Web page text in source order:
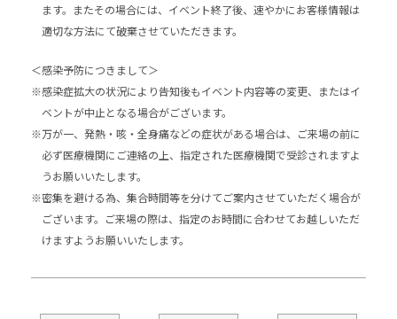
ます。またその場合には、イベント終了後、速やかにお客様情報は
適切な方法にて破棄させていただきます。
＜感染予防につきまして＞
※感染症拡大の状況により告知後もイベント内容等の変更、またはイ
ベントが中止となる場合がございます。
※万が一、発熱・咳・全身痛などの症状がある場合は、ご来場の前に
必ず医療機関にご連絡の上、指定された医療機関で受診されますよ
うお願いいたします。
※密集を避ける為、集合時間等を分けてご案内させていただく場合が
ございます。ご来場の際は、指定のお時間に合わせてお越しいただ
けますようお願いいたします。